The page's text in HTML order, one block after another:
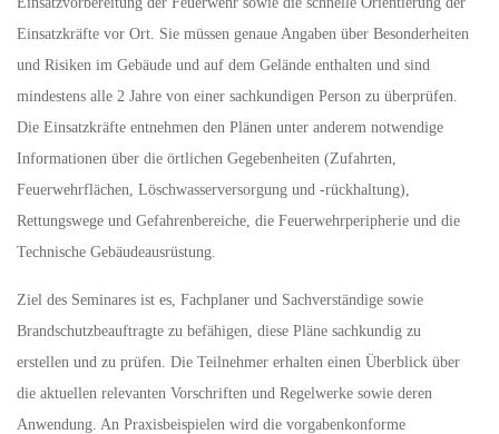
Einsatzkräfte vor Ort. Sie müssen genaue Angaben über Besonderheiten
und Risiken im Gebäude und auf dem Gelände enthalten und sind
mindestens alle 2 Jahre von einer sachkundigen Person zu überprüfen.
Die Einsatzkräfte entnehmen den Plänen unter anderem notwendige
Informationen über die örtlichen Gegebenheiten (Zufahrten,
Feuerwehrflächen, Löschwasserversorgung und -rückhaltung),
Rettungswege und Gefahrenbereiche, die Feuerwehrperipherie und die
Technische Gebäudeausrüstung.
Ziel des Seminares ist es, Fachplaner und Sachverständige sowie
Brandschutzbeauftragte zu befähigen, diese Pläne sachkundig zu
erstellen und zu prüfen. Die Teilnehmer erhalten einen Überblick über
die aktuellen relevanten Vorschriften und Regelwerke sowie deren
Anwendung. An Praxisbeispielen wird die vorgabenkonforme